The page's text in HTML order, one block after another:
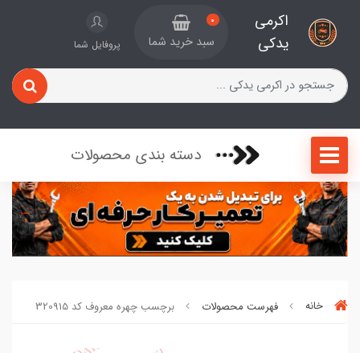
اکرمی
یدکی
0
سبد خرید شما پروفایل شما
دسته بندی محصولات
خانه فهرست محصولات برچسب چهره معروف کد 320915